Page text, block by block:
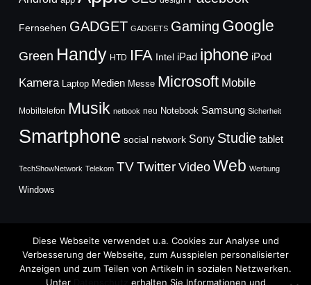
Fernsehen GADGET GADGETS Gaming Google
Green Handy HTD IFA Intel iPad iphone iPod
Kamera Laptop Medien Messe Microsoft Mobile
Mobiltelefon Musik netbook neu Notebook Samsung Sicherheit
Smartphone social network Sony Studie tablet
TechShowNetwork Telekom TVTwitter Video Web Werbung
Windows
Copyright © 2026
Diese Webseite verwendet u.a. Cookies zur Analyse und
Verbesserung der Webseite, zum Ausspielen personalisierter
Anzeigen und zum Teilen von Artikeln in sozialen Netzwerken.
Unter
erhalten Sie Informationen und